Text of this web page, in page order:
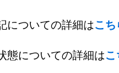
についての詳細はこち
態についての詳細はこ